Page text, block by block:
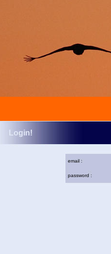
Login!
email :
password :